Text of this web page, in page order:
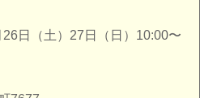
日（土）27日（日）10:00〜